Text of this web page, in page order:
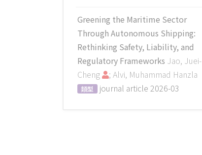
Greening the Maritime Sector
Through Autonomous Shipping:
Rethinking Safety, Liability, and
Regulatory Frameworks Jao, Juei-
Cheng
; Alvi, Muhammad Hanzla
類型 journal article 2026-03